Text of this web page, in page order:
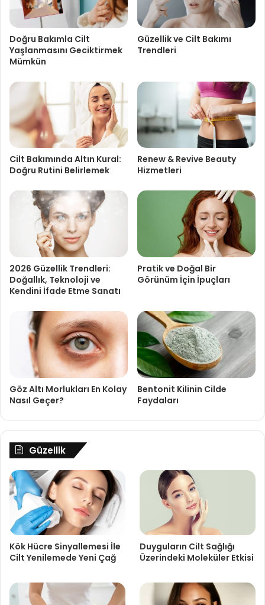
Doğru Bakımla Cilt
Yaşlanmasını Geciktirmek
Mümkün
Güzellik ve Cilt Bakımı
Trendleri
Cilt Bakımında Altın Kural:
Doğru Rutini Belirlemek
Renew & Revive Beauty
Hizmetleri
2026 Güzellik Trendleri:
Doğallık, Teknoloji ve
Kendini İfade Etme Sanatı
Pratik ve Doğal Bir
Görünüm İçin İpuçları
Göz Altı Morlukları En Kolay
Nasıl Geçer?
Bentonit Kilinin Cilde
Faydaları
Güzellik
Kök Hücre Sinyallemesi İle
Cilt Yenilemede Yeni Çağ
Duyguların Cilt Sağlığı
Üzerindeki Moleküler Etkisi